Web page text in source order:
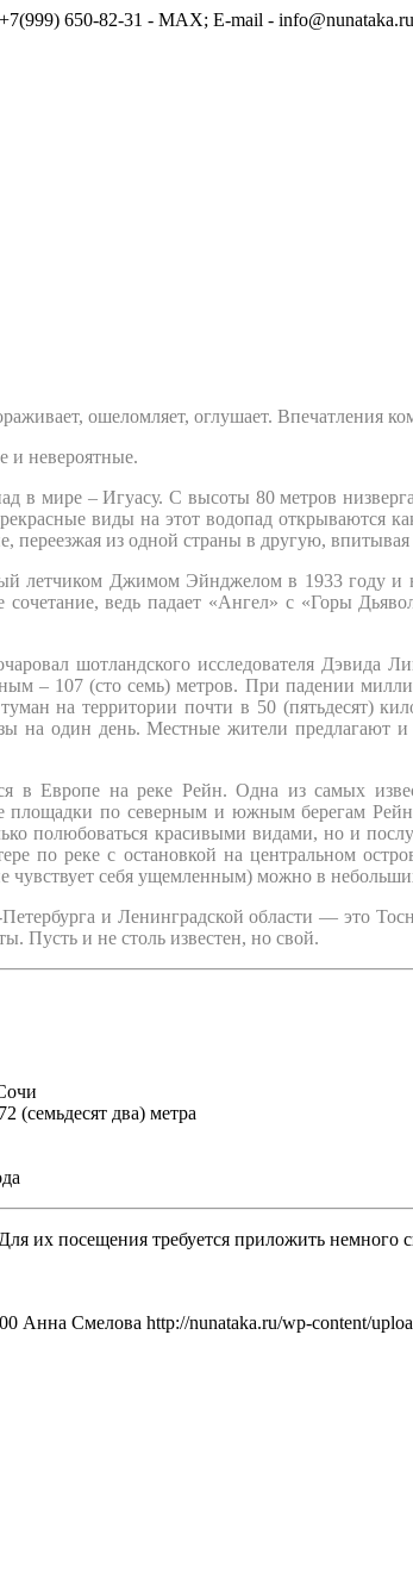
650-82-31 - MAX; E-mail -
ошеломляет, оглушает. Впечатления
и невероятные.
мире – Игуасу. С высоты 80 метров
виды на этот водопад открываются
из одной страны в другую,
летчиком Джимом Эйнджелом в 1933 году и
ведь падает «Ангел» с «Горы
шотландского исследователя Дэвида
107 (сто семь) метров. При падении
на территории почти в 50 (пятьдесят)
на один день. Местные жители предлагают
Европе на реке Рейн. Одна из самых
по северным и южным берегам
полюбоваться красивыми видами, но и
по реке с остановкой на центральном
чувствует себя ущемленным) можно в
и Ленинградской области — это
Пусть и не столь известен, но свой.
два) метра
их посещения требуется приложить немного
Анна Смелова http://nunataka.ru/wp-content/